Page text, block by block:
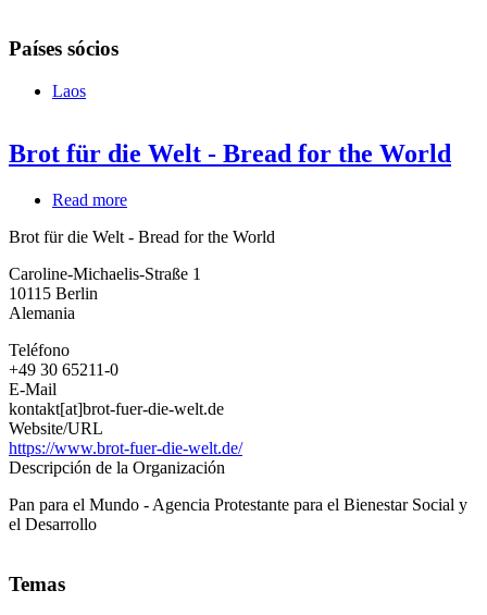
Países sócios
Laos
Brot für die Welt - Bread for the World
Read more
für
Welt
Brot für die Welt - Bread for the World
Caroline-Michaelis-Straße 1
10115 Berlin
Alemania
Teléfono
+49 30 65211-0
E-Mail
kontakt[at]brot-fuer-die-welt.de
Website/URL
https://www.brot-fuer-die-welt.de/
Descripción de la Organización
Pan para el Mundo - Agencia Protestante para el Bienestar Social y
el Desarrollo
Temas